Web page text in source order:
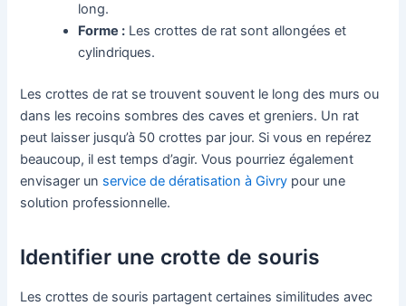
long.
Forme : Les crottes de rat sont allongées et
cylindriques.
Les crottes de rat se trouvent souvent le long des murs ou
dans les recoins sombres des caves et greniers. Un rat
peut laisser jusqu’à 50 crottes par jour. Si vous en repérez
beaucoup, il est temps d’agir. Vous pourriez également
envisager un service de dératisation à Givry pour une
solution professionnelle.
Identifier une crotte de souris
Les crottes de souris partagent certaines similitudes avec